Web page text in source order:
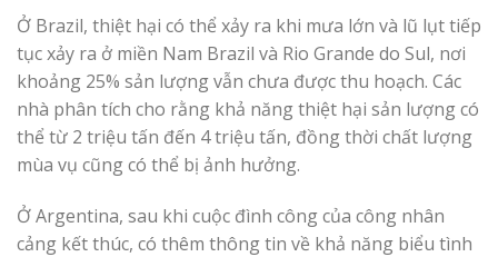
Ở Brazil, thiệt hại có thể xảy ra khi mưa lớn và lũ lụt tiếp
tục xảy ra ở miền Nam Brazil và Rio Grande do Sul, nơi
khoảng 25% sản lượng vẫn chưa được thu hoạch. Các
nhà phân tích cho rằng khả năng thiệt hại sản lượng có
thể từ ​​2 triệu tấn đến 4 triệu tấn, đồng thời chất lượng
mùa vụ cũng có thể bị ảnh hưởng.
Ở Argentina, sau khi cuộc đình công của công nhân
cảng kết thúc, có thêm thông tin về khả năng biểu tình